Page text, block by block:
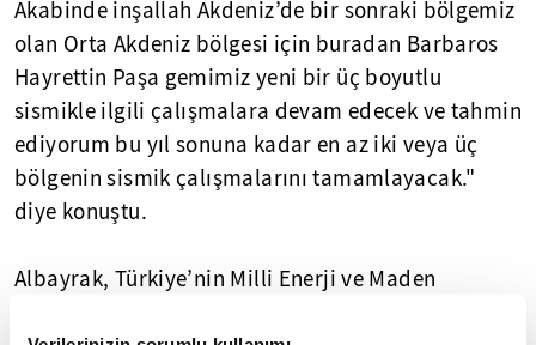
Akabinde inşallah Akdeniz’de bir sonraki bölgemiz
olan Orta Akdeniz bölgesi için buradan Barbaros
Hayrettin Paşa gemimiz yeni bir üç boyutlu
sismikle ilgili çalışmalara devam edecek ve tahmin
ediyorum bu yıl sonuna kadar en az iki veya üç
bölgenin sismik çalışmalarını tamamlayacak."
diye konuştu.
Albayrak, Türkiye’nin Milli Enerji ve Maden